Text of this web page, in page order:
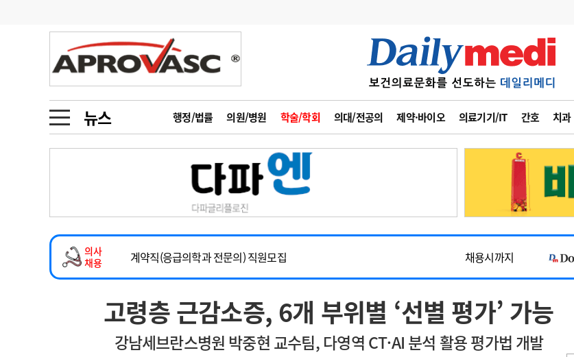
뉴스 행정/법률 의원/병원 학술/학회 의대/전공의 제약·바이오 의료기기/IT 간호 치과
금주의 검색어
1
의사인력 수급 추계
2
성분명 처방
3
AI의료
4
전공의 모집 결과
6
관리급여 실시
지필공 지원책
수련환경 개선
의과대학 입시
메디인포 인사 사고
오피니언 칼럼 수첩
인물 초대석 피플
동영상뉴스
포토뉴스
메디 Hospital 지역병원 중소병원
인포메이션 행정처분 판례 정책/통계 공시
고객센터 회사소개 법적고지 광고안내
의사
채용
2026년 하반기 인턴 모집
~2026-08-31
마취통증의학과 임기제 임상의사 채용
채용시까지
계약직(응급의학과 전문의) 직원모집
채용시까지
하반기 전공의(레지던트1년차) 모집
~2026-08-15
2026년 하반기 인턴 모집
~2026-08-31
마취통증의학과 임기제 임상의사 채용
채용시까지
고령층 근감소증, 6개 부위별 ‘선별 평가’ 가능
강남세브란스병원 박중현 교수팀, 다영역 CT·AI 분석 활용 평가법 개발